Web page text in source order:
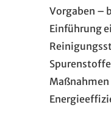
Vorgaben –
Einführung
Maßnahmen